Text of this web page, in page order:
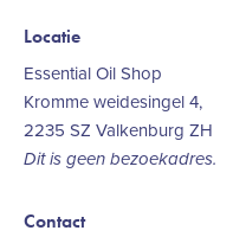
Locatie
Essential Oil Shop
Kromme weidesingel 4,
2235 SZ Valkenburg ZH
Dit is geen bezoekadres.
Contact